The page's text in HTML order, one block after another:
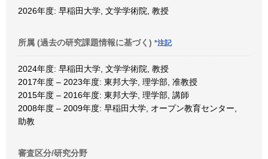
2026年度: 早稲田大学, 文学学術院, 教授
所属 (過去の研究課題情報に基づく) *注記
2024年度: 早稲田大学, 文学学術院, 教授
2017年度 – 2023年度: 東邦大学, 理学部, 准教授
2015年度 – 2016年度: 東邦大学, 理学部, 講師
2008年度 – 2009年度: 早稲田大学, オープン教育センター,
助教
審査区分/研究分野